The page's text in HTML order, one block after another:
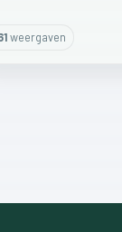
weergaven